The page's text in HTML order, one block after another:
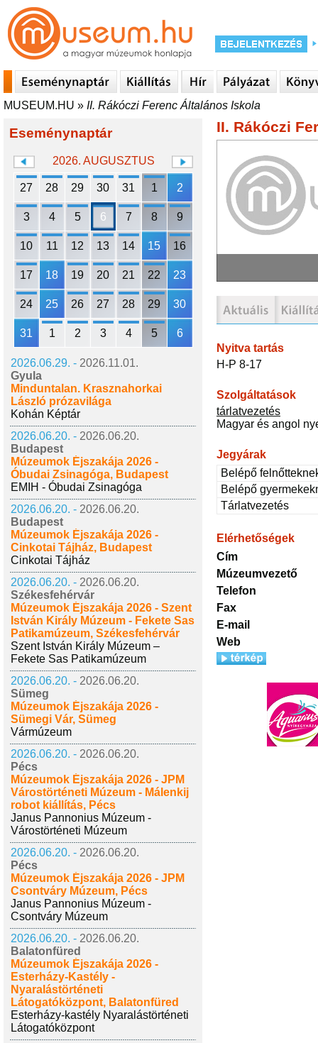
MUSEUM.HU » II. Rákóczi Ferenc Általános Iskola
Eseménynaptár
2026. AUGUSZTUS
27 28 29 30 31 1 2
3 4 5 6 7 8 9
10 11 12 13 14 15 16
17 18 19 20 21 22 23
24 25 26 27 28 29 30
31 1 2 3 4 5 6
2026.06.29. - 2026.11.01.
Gyula
Minduntalan. Krasznahorkai
László prózavilága
Kohán Képtár
2026.06.20. - 2026.06.20.
Budapest
Múzeumok Éjszakája 2026 -
Óbudai Zsinagóga, Budapest
EMIH - Óbudai Zsinagóga
2026.06.20. - 2026.06.20.
Budapest
Múzeumok Éjszakája 2026 -
Cinkotai Tájház, Budapest
Cinkotai Tájház
2026.06.20. - 2026.06.20.
Székesfehérvár
Múzeumok Éjszakája 2026 - Szent
István Király Múzeum - Fekete Sas
Patikamúzeum, Székesfehérvár
Szent István Király Múzeum –
Fekete Sas Patikamúzeum
2026.06.20. - 2026.06.20.
Sümeg
Múzeumok Éjszakája 2026 -
Sümegi Vár, Sümeg
Vármúzeum
2026.06.20. - 2026.06.20.
Pécs
Múzeumok Éjszakája 2026 - JPM
Várostörténeti Múzeum - Málenkij
robot kiállítás, Pécs
Janus Pannonius Múzeum -
Várostörténeti Múzeum
2026.06.20. - 2026.06.20.
Pécs
Múzeumok Éjszakája 2026 - JPM
Csontváry Múzeum, Pécs
Janus Pannonius Múzeum -
Csontváry Múzeum
2026.06.20. - 2026.06.20.
Balatonfüred
Múzeumok Éjszakája 2026 -
Esterházy-Kastély -
Nyaralástörténeti
Látogatóközpont, Balatonfüred
Esterházy-kastély Nyaralástörténeti
Látogatóközpont
II. Rákóczi
Nyitva tartás
H-P 8-17
Szolgáltatások
tárlatvezetés
Magyar és angol
Jegyárak
Belépő
Belépő
Tárlatvezetés
Elérhetőségek
Cím
Múzeumvezető
Telefon
Fax
E-mail
Web